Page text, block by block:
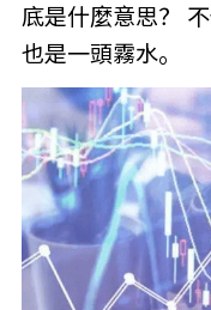
底是什麼意思？
也是一頭霧水。